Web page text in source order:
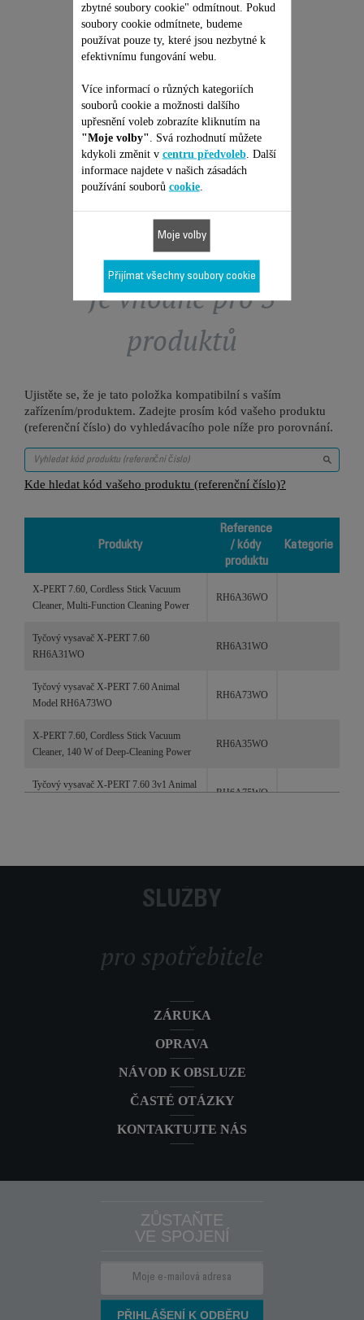
JEDNORÁZOVÁ PEVNÁ
CENA OPRAVY -
TYČOVÝ VYSAVAČ
překvapení & Prodloužení
záruky na 6 měsíců!
2 299,00 Kč
Přidat do nákupního košíku
Je vhodné pro 5
produktů
Ujistěte se, že je tato položka kompatibilní s vaším
zařízením/produktem. Zadejte prosím kód vašeho produktu
(referenční číslo) do vyhledávacího pole níže pro porovnání.
Kde hledat kód vašeho produktu (referenční číslo)?
Produkty
Reference
/ kódy
produktu
Kategorie
kódy
X-PERT 7.60, Cordless Stick Vacuum
Cleaner, Multi-Function Cleaning Power
RH6A36WO
Tyčový vysavač X-PERT 7.60
RH6A31WO
RH6A31WO
Tyčový vysavač X-PERT 7.60 Animal
Model RH6A73WO
RH6A73WO
X-PERT 7.60, Cordless Stick Vacuum
Cleaner, 140 W of Deep-Cleaning Power
RH6A35WO
Tyčový vysavač X-PERT 7.60 3v1 Animal
RH6A75WO
SLUŽBY
pro spotřebitele
ZÁRUKA
OPRAVA
NÁVOD K OBSLUZE
ČASTÉ OTÁZKY
KONTAKTUJTE NÁS
ZŮSTAŇTE
VE SPOJENÍ
zbytné soubory cookie" odmítnout. Pokud
soubory cookie odmítnete, budeme
používat pouze ty, které jsou nezbytné k
efektivnímu fungování webu.
Více informací o různých kategoriích
souborů cookie a možnosti dalšího
upřesnění voleb zobrazíte kliknutím na
"Moje volby" . Svá rozhodnutí můžete
kdykoli změnit v centru předvoleb. Další
informace najdete v našich zásadách
používání souborů cookie.
Moje volby
Přijímat všechny soubory cookie